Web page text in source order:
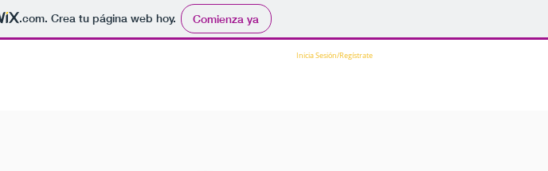
.com. Crea tu página web hoy. Comienza ya
Inicia Sesión/Regístrate